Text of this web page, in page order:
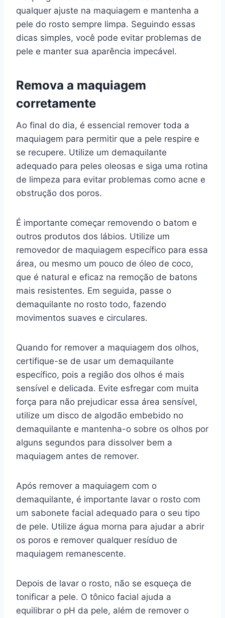
qualquer ajuste na maquiagem e mantenha a
pele do rosto sempre limpa. Seguindo essas
dicas simples, você pode evitar problemas de
pele e manter sua aparência impecável.
Remova a maquiagem
corretamente
Ao final do dia, é essencial remover toda a
maquiagem para permitir que a pele respire e
se recupere. Utilize um demaquilante
adequado para peles oleosas e siga uma rotina
de limpeza para evitar problemas como acne e
obstrução dos poros.
É importante começar removendo o batom e
outros produtos dos lábios. Utilize um
removedor de maquiagem específico para essa
área, ou mesmo um pouco de óleo de coco,
que é natural e eficaz na remoção de batons
mais resistentes. Em seguida, passe o
demaquilante no rosto todo, fazendo
movimentos suaves e circulares.
Quando for remover a maquiagem dos olhos,
certifique-se de usar um demaquilante
específico, pois a região dos olhos é mais
sensível e delicada. Evite esfregar com muita
força para não prejudicar essa área sensível,
utilize um disco de algodão embebido no
demaquilante e mantenha-o sobre os olhos por
alguns segundos para dissolver bem a
maquiagem antes de remover.
Após remover a maquiagem com o
demaquilante, é importante lavar o rosto com
um sabonete facial adequado para o seu tipo
de pele. Utilize água morna para ajudar a abrir
os poros e remover qualquer resíduo de
maquiagem remanescente.
Depois de lavar o rosto, não se esqueça de
tonificar a pele. O tônico facial ajuda a
equilibrar o pH da pele, além de remover o